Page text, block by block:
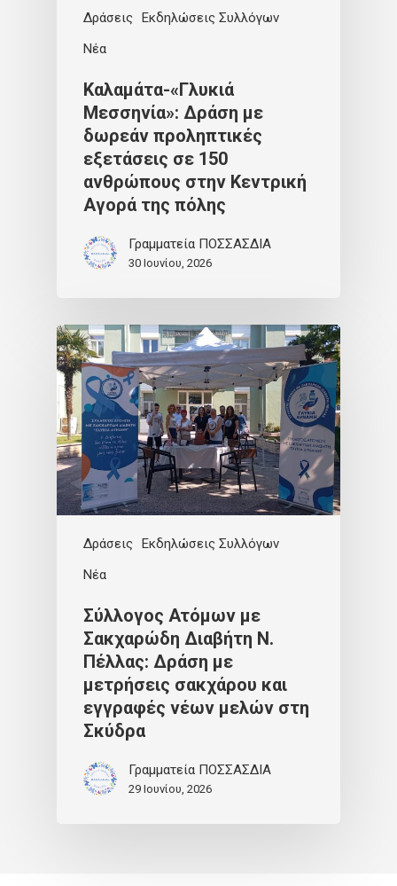
Δράσεις
Εκδηλώσεις Συλλόγων
Νέα
Καλαμάτα-«Γλυκιά
Μεσσηνία»: Δράση με
δωρεάν προληπτικές
εξετάσεις σε 150
ανθρώπους στην Κεντρική
Αγορά της πόλης
Γραμματεία ΠΟΣΣΑΣΔΙΑ
30 Ιουνίου, 2026
Δράσεις
Εκδηλώσεις Συλλόγων
Νέα
Σύλλογος Ατόμων με
Σακχαρώδη Διαβήτη Ν.
Πέλλας: Δράση με
μετρήσεις σακχάρου και
εγγραφές νέων μελών στη
Σκύδρα
Γραμματεία ΠΟΣΣΑΣΔΙΑ
29 Ιουνίου, 2026